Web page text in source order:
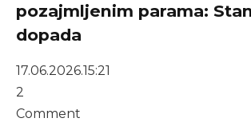
pozajmljenim parama:
dopada
17.06.2026.15:21
2
Comment